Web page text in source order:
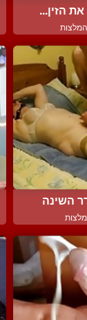
הזין...
השינה